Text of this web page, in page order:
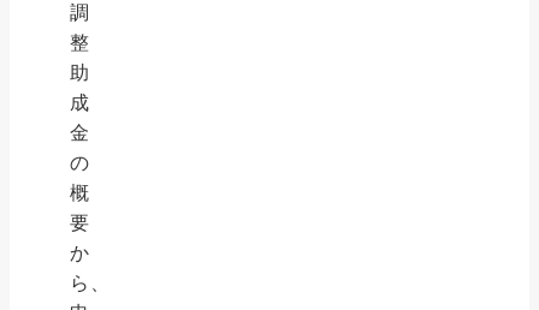
調
整
助
成
金
の
概
要
か
ら、